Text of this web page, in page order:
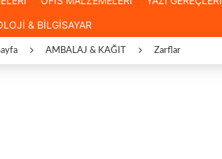
& BİLGİSAYAR
AMBALAJ & KAĞIT Zarflar